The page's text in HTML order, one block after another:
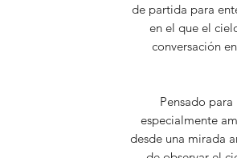
de partida para
en el que el
conversación
Pensado
especialmente
desde una mirada